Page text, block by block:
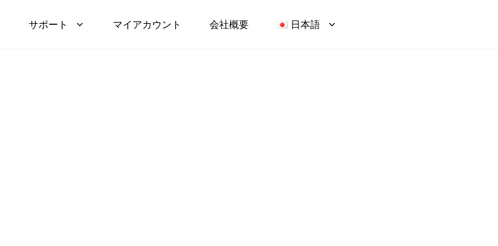
サポート マイアカウント 会社概要 日本語